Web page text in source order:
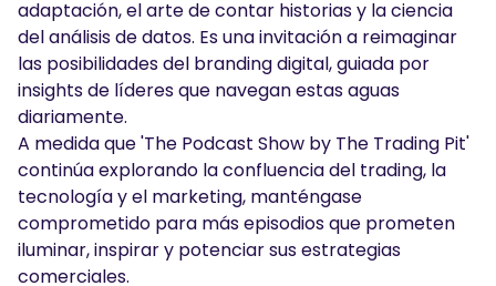
adaptación, el arte de contar historias y la ciencia
del análisis de datos. Es una invitación a reimaginar
las posibilidades del branding digital, guiada por
insights de líderes que navegan estas aguas
diariamente.
A medida que 'The Podcast Show by The Trading Pit'
continúa explorando la confluencia del trading, la
tecnología y el marketing, manténgase
comprometido para más episodios que prometen
iluminar, inspirar y potenciar sus estrategias
comerciales.